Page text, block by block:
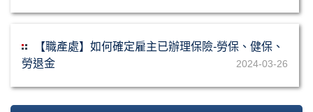
【職產處】如何確定雇主已辦理保險-勞保、健保、
勞退金
2024-03-26